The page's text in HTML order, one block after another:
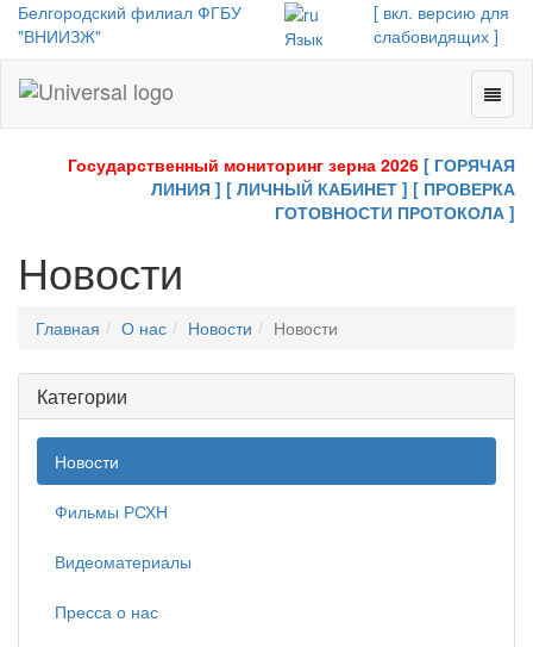
Белгородский филиал ФГБУ
"ВНИИЗЖ"
Язык
[ вкл. версию для
слабовидящих ]
-
Toggle
Государственный мониторинг зерна 2026 [ ГОРЯЧАЯ
ЛИНИЯ ] [ ЛИЧНЫЙ КАБИНЕТ ] [ ПРОВЕРКА
ГОТОВНОСТИ ПРОТОКОЛА ]
Новости
Главная О нас Новости Новости
Категории
Новости
Фильмы РСХН
Видеоматериалы
Пресса о нас